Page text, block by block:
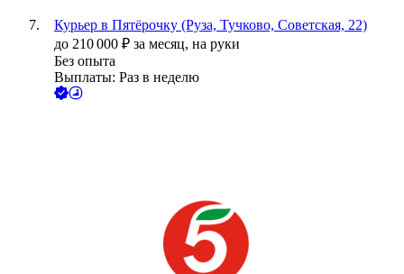
Курьер в Пятёрочку (Руза, Тучково, Советская, 22)
до 210 000 ₽ за месяц, на руки
Без опыта
Выплаты: Раз в неделю